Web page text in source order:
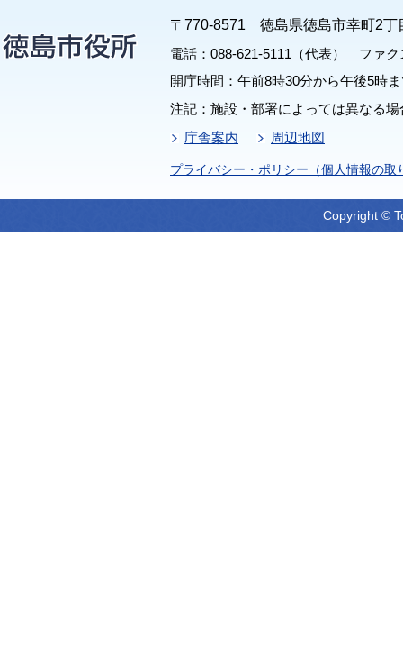
〒770-8571 徳島県徳島市幸町2丁
電話：088-621-5111（代表） ファク
開庁時間：午前8時30分から午後5時
注記：施設・部署によっては異なる
庁舎案内
周辺地図
プライバシー・ポリシー（個人情報の取
Copyright ©